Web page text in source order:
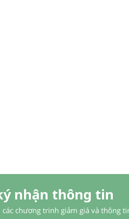
nhận thông tin
các chương trinh giảm giá và thông